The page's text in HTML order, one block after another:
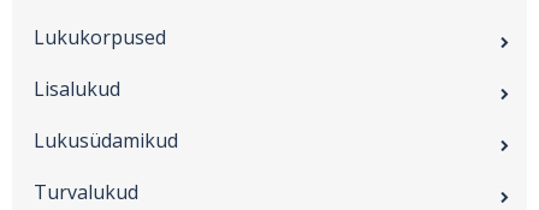
Lukukorpused
Lisalukud
Lukusüdamikud
Turvalukud